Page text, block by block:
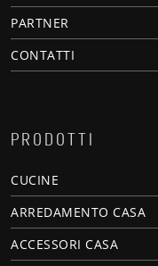
PARTNER
CONTATTI
PRODOTTI
CUCINE
ARREDAMENTO CASA
ACCESSORI CASA